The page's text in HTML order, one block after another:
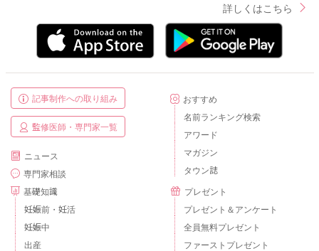
詳しくはこちら
記事制作への取り組み
監修医師・専門家一覧
ニュース
専門家相談
基礎知識
妊娠前・妊活
妊娠中
出産
おすすめ
名前ランキング検索
アワード
マガジン
タウン誌
プレゼント
プレゼント＆アンケート
全員無料プレゼント
ファーストプレゼント